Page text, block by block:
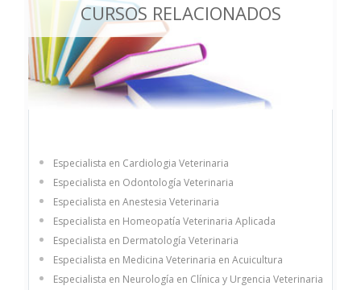
CURSOS RELACIONADOS
Especialista en Cardiologia Veterinaria
Especialista en Odontología Veterinaria
Especialista en Anestesia Veterinaria
Especialista en Homeopatía Veterinaria Aplicada
Especialista en Dermatología Veterinaria
Especialista en Medicina Veterinaria en Acuicultura
Especialista en Neurología en Clínica y Urgencia Veterinaria